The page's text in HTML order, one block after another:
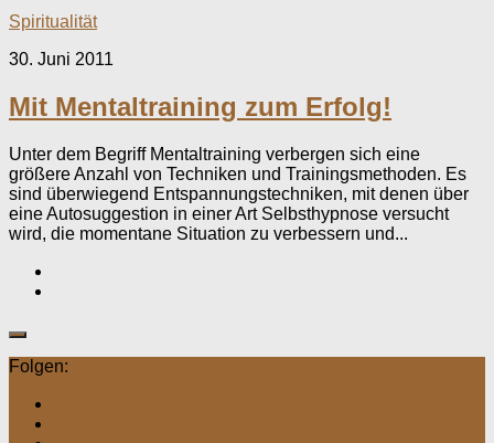
Spiritualität
30. Juni 2011
Mit Mentaltraining zum Erfolg!
Unter dem Begriff Mentaltraining verbergen sich eine
größere Anzahl von Techniken und Trainingsmethoden. Es
sind überwiegend Entspannungstechniken, mit denen über
eine Autosuggestion in einer Art Selbsthypnose versucht
wird, die momentane Situation zu verbessern und...
Folgen: